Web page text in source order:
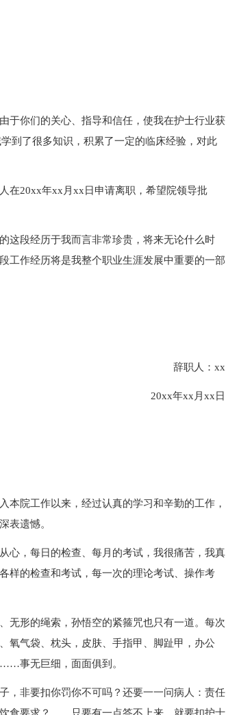
于你们的关心、指导和信任，使我在护士行业获
到了很多知识，积累了一定的临床经验，对此
在20xx年xx月xx日申请离职，希望院领导批
这段经历于我而言非常珍贵，将来无论什么时
工作经历将是我整个职业生涯发展中重要的一部
辞职人：xx
20xx年xx月xx日
本院工作以来，经过认真的学习和辛勤的工作，
表遗憾。
心，每日的检查、每月的考试，我很痛苦，我真
样的检查和考试，每一次的理论考试、操作考
无形的绳索，孙悟空的紧箍咒也只有一道。每次
氧气袋、枕头，皮肤、手指甲、脚趾甲，办公
事无巨细，面面俱到。
，非要扣你罚你不可吗？还要一一问病人：责任